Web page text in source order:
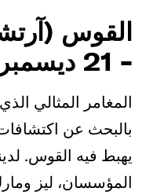
- 21 ديسمبر
المغامر المثالي
بالبحث عن
يهبط فيه القوس.
المؤسسان، ليز